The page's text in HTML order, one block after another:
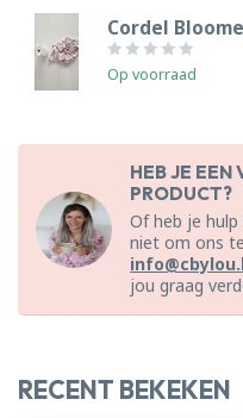
Cordel
Op voorraad
HEB JE EEN
PRODUCT?
Of heb je
niet om ons
jou graag
RECENT BEKEKEN